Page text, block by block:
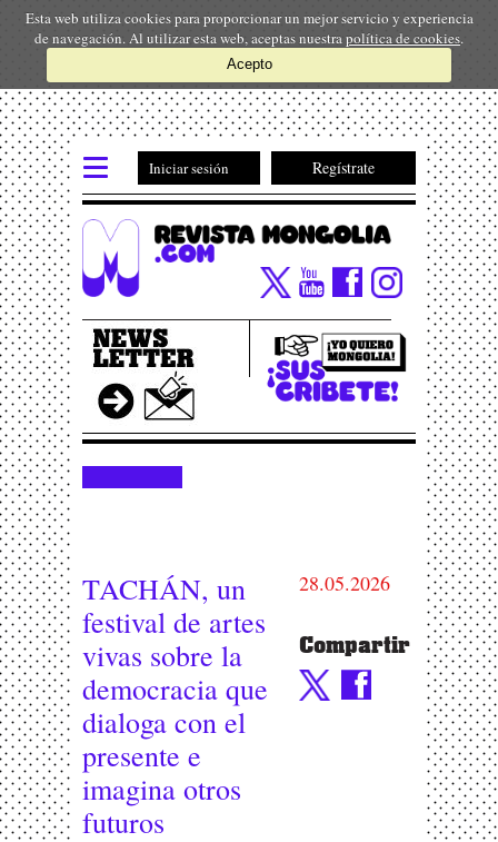
Esta web utiliza cookies para proporcionar un mejor servicio y experiencia
de navegación. Al utilizar esta web, aceptas nuestra política de cookies.
Acepto
Iniciar sesión Regístrate
TACHÁN, un
festival de artes
vivas sobre la
democracia que
dialoga con el
presente e
imagina otros
futuros
28.05.2026
Compartir